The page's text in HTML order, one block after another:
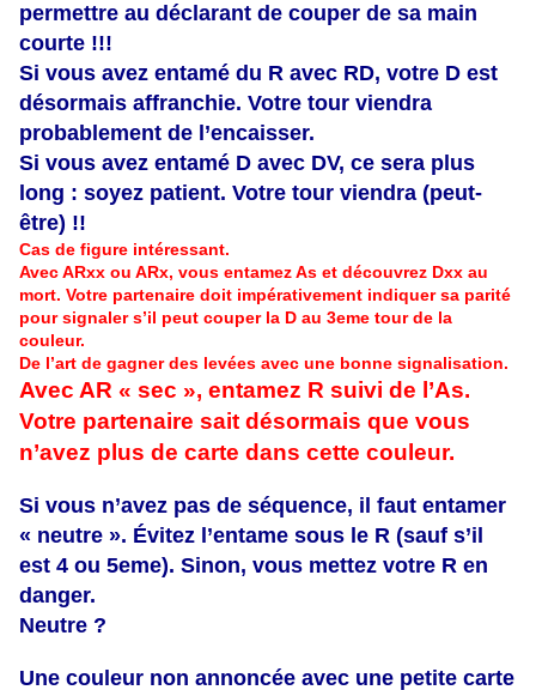
permettre au déclarant de couper de sa main
courte !!!
Si vous avez entamé du R avec RD, votre D est
désormais affranchie. Votre tour viendra
probablement de l’encaisser.
Si vous avez entamé D avec DV, ce sera plus
long : soyez patient. Votre tour viendra (peut-
être) !!
Cas de figure intéressant.
Avec ARxx ou ARx, vous entamez As et découvrez Dxx au
mort. Votre partenaire doit impérativement indiquer sa parité
pour signaler s’il peut couper la D au 3eme tour de la
couleur.
De l’art de gagner des levées avec une bonne signalisation.
Avec AR « sec », entamez R suivi de l’As.
Votre partenaire sait désormais que vous
n’avez plus de carte dans cette couleur.
Si vous n’avez pas de séquence, il faut entamer
« neutre ». Évitez l’entame sous le R (sauf s’il
est 4 ou 5eme). Sinon, vous mettez votre R en
danger.
Neutre ?
Une couleur non annoncée avec une petite carte